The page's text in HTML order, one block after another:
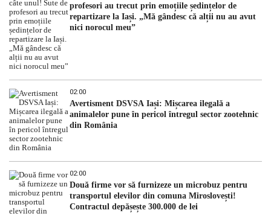
profesori au trecut prin emoțiile ședințelor de
repartizare la Iași. „Mă gândesc că alții nu au avut
nici norocul meu”
02:00
Avertisment DSVSA Iași: Mișcarea ilegală a
animalelor pune în pericol întregul sector zootehnic
din România
02:00
Două firme vor să furnizeze un microbuz pentru
transportul elevilor din comuna Miroslovești!
Contractul depășește 300.000 de lei